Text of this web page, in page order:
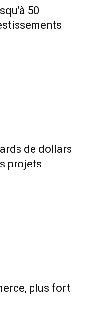
50
de dollars
projets
plus fort